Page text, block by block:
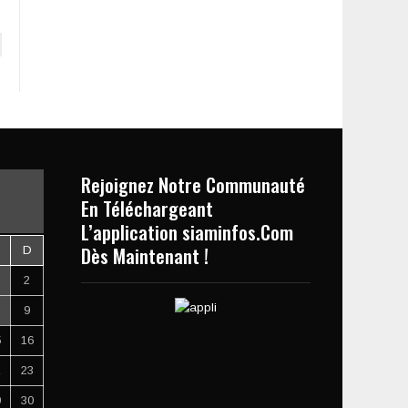
D
2
9
16
23
30
Rejoignez Notre Communauté
En Téléchargeant
L’application siaminfos.Com
Dès Maintenant !